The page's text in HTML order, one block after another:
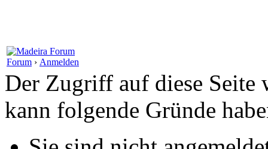
Forum › Anmelden
Der Zugriff auf diese Seite
kann folgende Gründe